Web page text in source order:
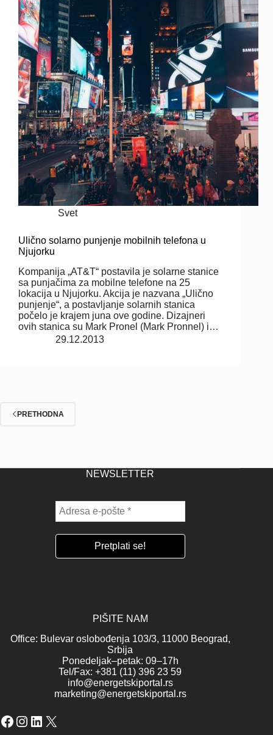
Svet
Ulično solarno punjenje mobilnih telefona u
Njujorku
Kompanija „AT&T“ postavila je solarne stanice
sa punjačima za mobilne telefone na 25
lokacija u Njujorku. Akcija je nazvana „Ulično
punjenje“, a postavljanje solarnih stanica
počelo je krajem juna ove godine. Dizajneri
ovih stanica su Mark Pronel (Mark Pronnel) i…
29.12.2013
PRETHODNA
NEWSLETTER
PIŠITE NAM
Office: Bulevar oslobođenja 103/3, 11000 Beograd,
Srbija
Ponedeljak–petak: 09–17h
Tel/Fax: +381 (11) 396 23 59
info@energetskiportal.rs
marketing@energetskiportal.rs
Facebook
Instagram
LinkedIn
X